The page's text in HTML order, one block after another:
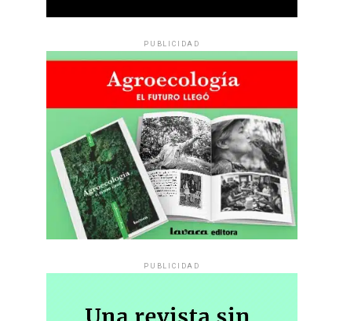
PUBLICIDAD
PUBLICIDAD